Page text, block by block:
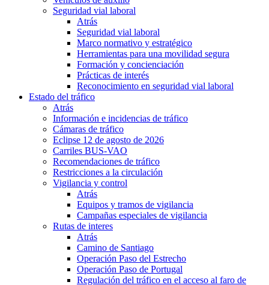
Seguridad vial laboral
Atrás
Seguridad vial laboral
Marco normativo y estratégico
Herramientas para una movilidad segura
Formación y concienciación
Prácticas de interés
Reconocimiento en seguridad vial laboral
Estado del tráfico
Atrás
Información e incidencias de tráfico
Cámaras de tráfico
Eclipse 12 de agosto de 2026
Carriles BUS-VAO
Recomendaciones de tráfico
Restricciones a la circulación
Vigilancia y control
Atrás
Equipos y tramos de vigilancia
Campañas especiales de vigilancia
Rutas de interes
Atrás
Camino de Santiago
Operación Paso del Estrecho
Operación Paso de Portugal
Regulación del tráfico en el acceso al faro de